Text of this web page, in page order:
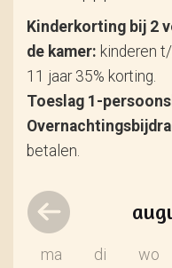
Kinderkorting bij 2
de kamer: kinderen
11 jaar 35% korting.
Toeslag 1-
betalen.
ma di wo